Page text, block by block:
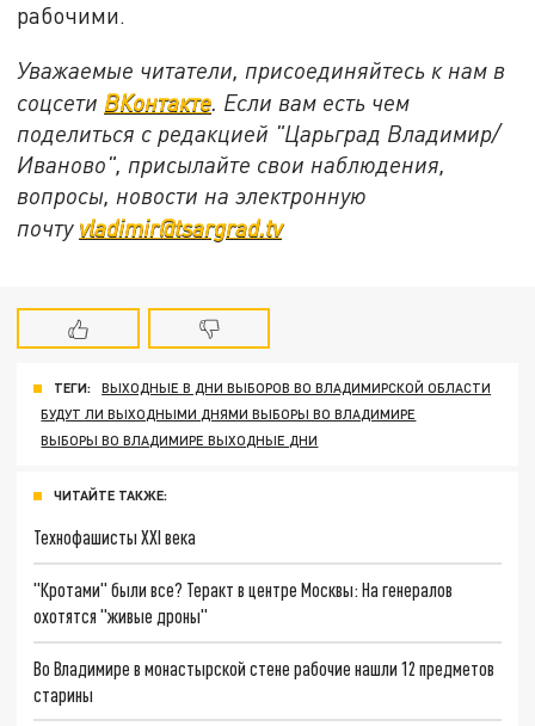
рабочими.
Уважаемые читатели, присоединяйтесь к нам в
соцсети ВКонтакте. Если вам есть чем
поделиться с редакцией "Царьград Владимир/
Иваново", присылайте свои наблюдения,
вопросы, новости на электронную
почту vladimir@tsargrad.tv
ТЕГИ:
ВЫХОДНЫЕ В ДНИ ВЫБОРОВ ВО ВЛАДИМИРСКОЙ ОБЛАСТИ
БУДУТ ЛИ ВЫХОДНЫМИ ДНЯМИ ВЫБОРЫ ВО ВЛАДИМИРЕ
ВЫБОРЫ ВО ВЛАДИМИРЕ ВЫХОДНЫЕ ДНИ
ЧИТАЙТЕ ТАКЖЕ:
Технофашисты XXI века
"Кротами" были все? Теракт в центре Москвы: На генералов
охотятся "живые дроны"
Во Владимире в монастырской стене рабочие нашли 12 предметов
старины